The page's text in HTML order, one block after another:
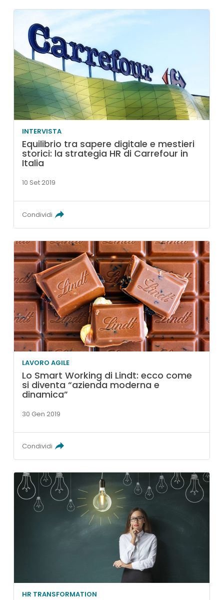
INTERVISTA
Equilibrio tra sapere digitale e mestieri
storici: la strategia HR di Carrefour in
Italia
10 Set 2019
Condividi
LAVORO AGILE
Lo Smart Working di Lindt: ecco come
si diventa “azienda moderna e
dinamica”
30 Gen 2019
Condividi
HR TRANSFORMATION